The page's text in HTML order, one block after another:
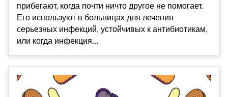
прибегают, когда почти ничто другое не помогает.
Его используют в больницах для лечения
серьезных инфекций, устойчивых к антибиотикам,
или когда инфекция...